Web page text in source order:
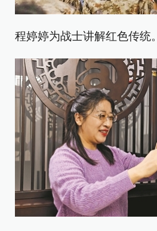
程婷婷为战士讲解红色传统。